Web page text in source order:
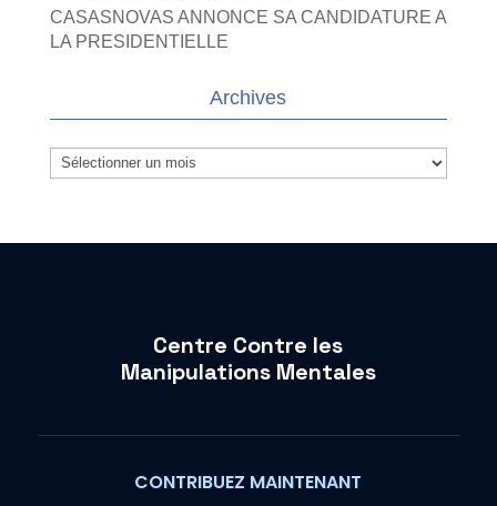
CASASNOVAS ANNONCE SA CANDIDATURE A
LA PRESIDENTIELLE
Archives
Archives
Centre Contre les
Manipulations Mentales
CONTRIBUEZ MAINTENANT